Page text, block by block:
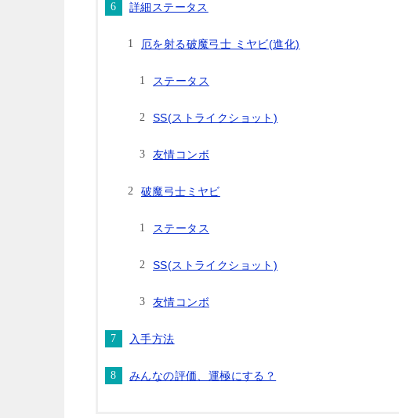
詳細ステータス
厄を射る破魔弓士 ミヤビ(進化)
ステータス
SS(ストライクショット)
友情コンボ
破魔弓士ミヤビ
ステータス
SS(ストライクショット)
友情コンボ
入手方法
みんなの評価、運極にする？